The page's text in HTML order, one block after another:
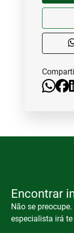
Encontrar
Não se
especialista irá te